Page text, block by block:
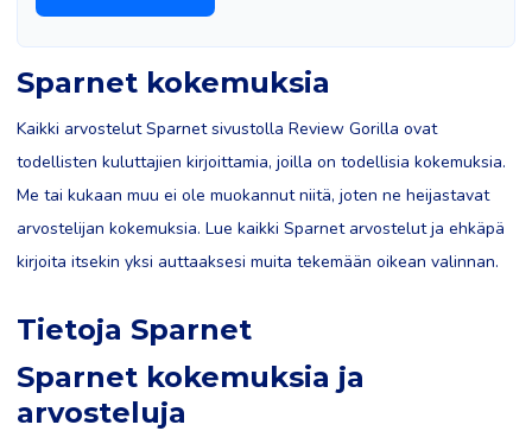
Sparnet kokemuksia
Kaikki arvostelut Sparnet sivustolla Review Gorilla ovat
todellisten kuluttajien kirjoittamia, joilla on todellisia kokemuksia.
Me tai kukaan muu ei ole muokannut niitä, joten ne heijastavat
arvostelijan kokemuksia. Lue kaikki Sparnet arvostelut ja ehkäpä
kirjoita itsekin yksi auttaaksesi muita tekemään oikean valinnan.
Tietoja Sparnet
Sparnet kokemuksia ja
arvosteluja